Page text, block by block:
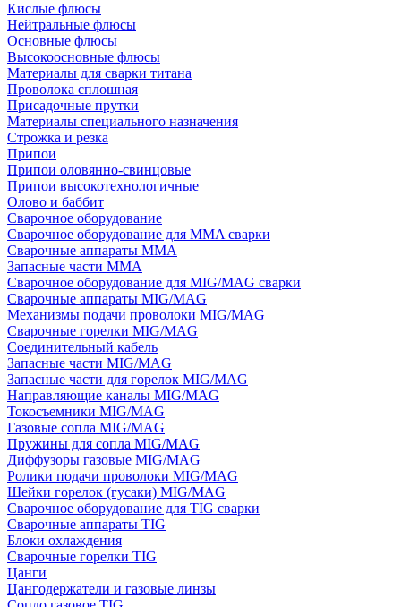
Кислые флюсы
Нейтральные флюсы
Основные флюсы
Высокоосновные флюсы
Материалы для сварки титана
Проволока сплошная
Присадочные прутки
Материалы специального назначения
Строжка и резка
Припои
Припои оловянно-свинцовые
Припои высокотехнологичные
Олово и баббит
Сварочное оборудование
Сварочное оборудование для MMA сварки
Сварочные аппараты MMA
Запасные части MMA
Сварочное оборудование для MIG/MAG сварки
Сварочные аппараты MIG/MAG
Механизмы подачи проволоки MIG/MAG
Сварочные горелки MIG/MAG
Соединительный кабель
Запасные части MIG/MAG
Запасные части для горелок MIG/MAG
Направляющие каналы MIG/MAG
Токосъемники MIG/MAG
Газовые сопла MIG/MAG
Пружины для сопла MIG/MAG
Диффузоры газовые MIG/MAG
Ролики подачи проволоки MIG/MAG
Шейки горелок (гусаки) MIG/MAG
Сварочное оборудование для TIG сварки
Сварочные аппараты TIG
Блоки охлаждения
Сварочные горелки TIG
Цанги
Цангодержатели и газовые линзы